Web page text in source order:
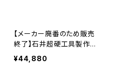
【メーカー廃番のため販売
終了】石井超硬工具製作所
タフデラックスタイル切断機
470 JPS-470TCLA 手動
¥44,880